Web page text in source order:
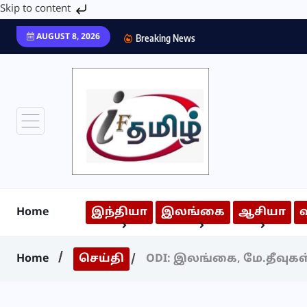
Skip to content
AUGUST 8, 2026 Breaking News
Home இந்தியா இலங்கை ஆசியா
Home செய்தி ODI: இலங்கை,